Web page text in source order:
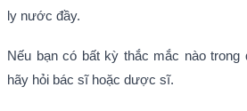
ly nước đầy.
Nếu bạn có bất kỳ thắc mắc nào trong
hãy hỏi bác sĩ hoặc dược sĩ.